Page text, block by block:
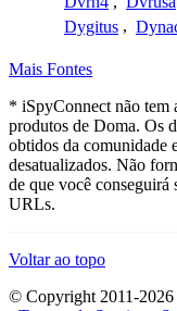
Dygitus ,
Mais Fontes
* iSpyConnect não tem
produtos de Doma. Os
obtidos da comunidade
desatualizados. Não
de que você conseguirá
URLs.
Voltar ao topo
© Copyright 2011-